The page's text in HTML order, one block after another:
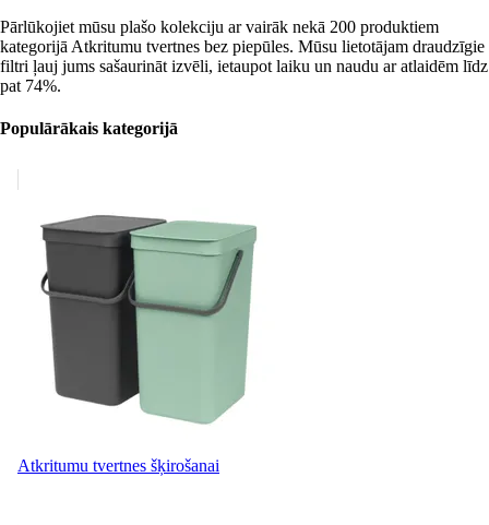
Pārlūkojiet mūsu plašo kolekciju ar vairāk nekā 200 produktiem
kategorijā Atkritumu tvertnes bez piepūles. Mūsu lietotājam draudzīgie
filtri ļauj jums sašaurināt izvēli, ietaupot laiku un naudu ar atlaidēm līdz
pat 74%.
Populārākais kategorijā
Atkritumu tvertnes šķirošanai